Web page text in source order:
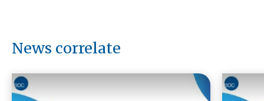
News correlate